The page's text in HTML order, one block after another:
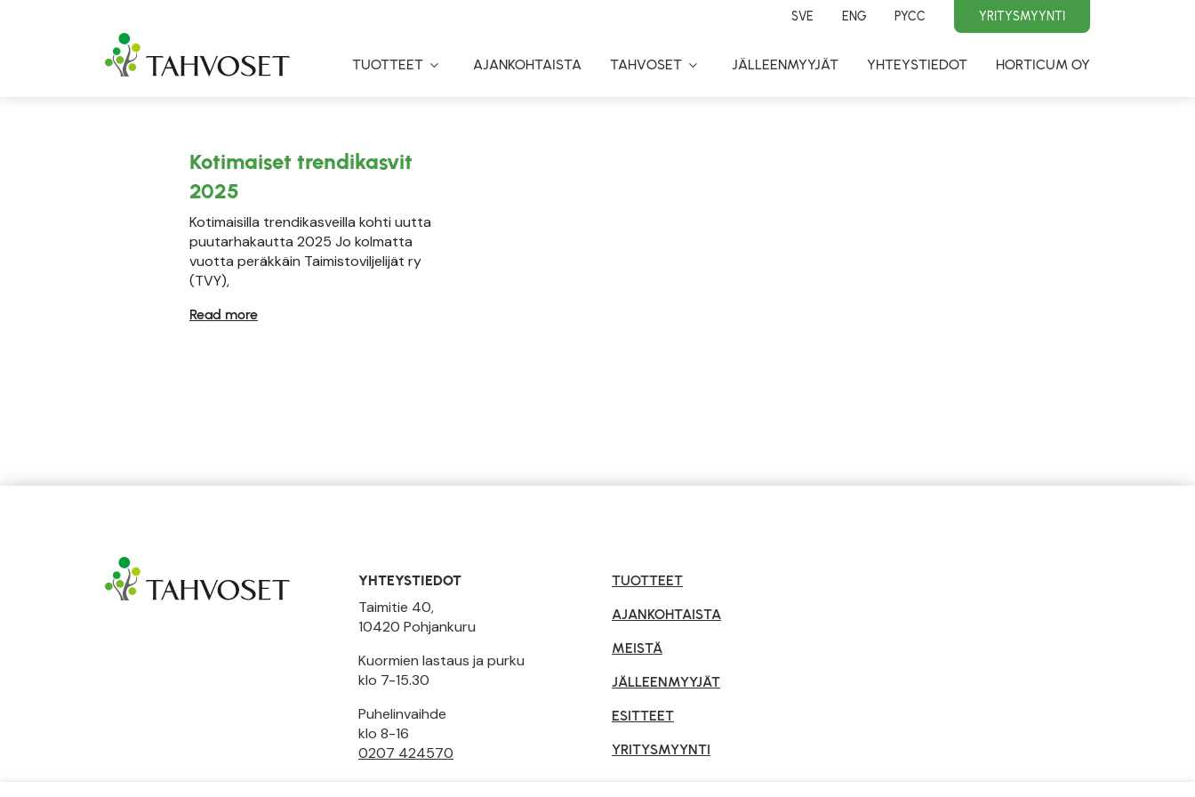
SVE ENG PYCC YRITYSMYYNTI
TUOTTEET
Toggle
AJANKOHTAISTA TAHVOSET
Toggle
JÄLLEENMYYJÄT YHTEYSTIEDOT HORTICUM OY
Kotimaiset trendikasvit
2025
Kotimaisilla trendikasveilla kohti uutta
puutarhakautta 2025 Jo kolmatta
vuotta peräkkäin Taimistoviljelijät ry
(TVY),
Read more
YHTEYSTIEDOT
Taimitie 40,
10420 Pohjankuru
Kuormien lastaus ja purku
klo 7-15.30
Puhelinvaihde
klo 8-16
0207 424570
TUOTTEET
AJANKOHTAISTA
MEISTÄ
JÄLLEENMYYJÄT
ESITTEET
YRITYSMYYNTI